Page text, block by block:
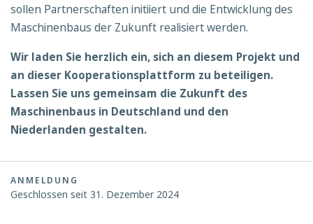
sollen Partnerschaften initiiert und die Entwicklung des
Maschinenbaus der Zukunft realisiert werden.
Wir laden Sie herzlich ein, sich an diesem Projekt und
an dieser Kooperationsplattform zu beteiligen.
Lassen Sie uns gemeinsam die Zukunft des
Maschinenbaus in Deutschland und den
Niederlanden gestalten.
ANMELDUNG
Geschlossen seit 31. Dezember 2024